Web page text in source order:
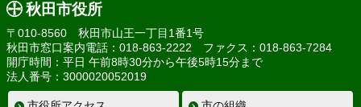
秋田市役所
〒010-8560 秋田市山王一丁目1番1号
秋田市窓口案内電話：018-863-2222 ファクス：018-863-7284
開庁時間：平日 午前8時30分から午後5時15分まで
法人番号：3000020052019